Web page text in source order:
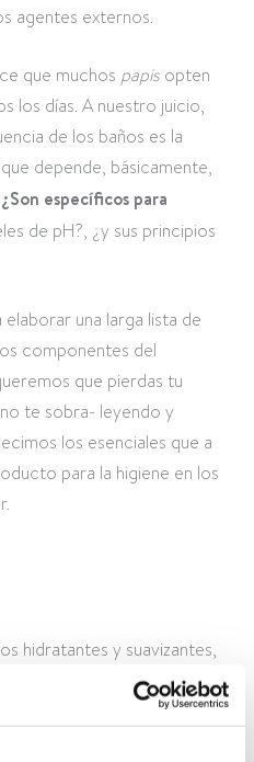
agentes externos.
que muchos papis opten
los días. A nuestro juicio,
de los baños es la
depende, básicamente,
¿Son específicos para
de pH?, ¿y sus principios
una larga lista de
componentes del
que pierdas tu
te sobra- leyendo y
los esenciales que a
para la higiene en los
hidratantes y suavizantes,
hipoalergénicos y
testeo pediátrico y